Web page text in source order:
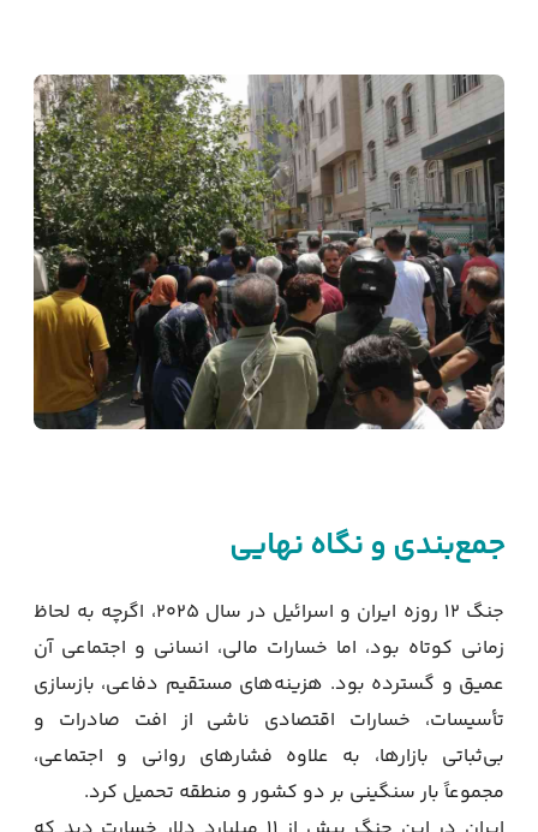
جمع‌بندی و نگاه نهایی
جنگ ۱۲ روزه ایران و اسرائیل در سال ۲۰۲۵، اگرچه به لحاظ
زمانی کوتاه بود، اما خسارات مالی، انسانی و اجتماعی آن
عمیق و گسترده بود. هزینه‌های مستقیم دفاعی، بازسازی
تأسیسات، خسارات اقتصادی ناشی از افت صادرات و
بی‌ثباتی بازارها، به علاوه فشارهای روانی و اجتماعی،
مجموعاً بار سنگینی بر دو کشور و منطقه تحمیل کرد.